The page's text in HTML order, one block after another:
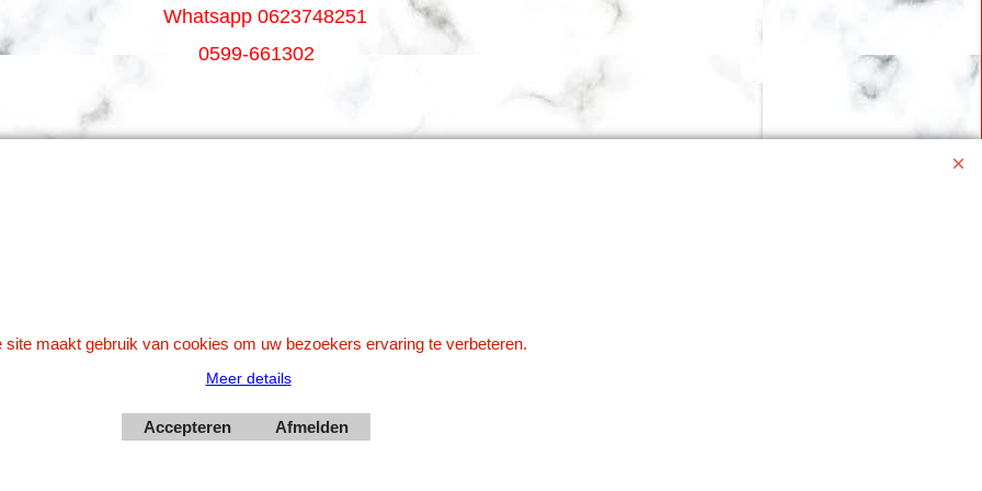
Whatsapp 0623748251
0599-661302
Webwinkel gemaakt met
ShopFactory webwinkel
software.
site maakt gebruik van cookies om uw bezoekers ervaring te verbeteren.
Meer details
Accepteren Afmelden